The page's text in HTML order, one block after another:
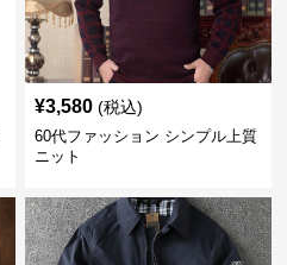
¥3,580 (税込)
60代ファッション シンプル上質
ニット